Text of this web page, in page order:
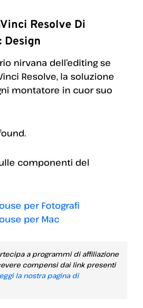
Resolve Di
Design
nirvana dell’editing se
Resolve, la soluzione
montatore in cuor suo
componenti del
per Fotografi
per Mac
a programmi di affiliazione
compensi dai link presenti
la nostra pagina di